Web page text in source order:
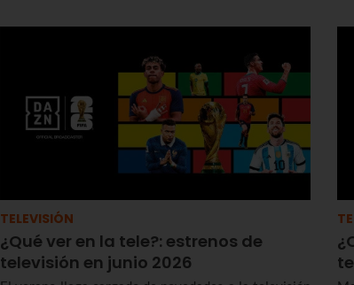
TELEVISIÓN
¿Qué ver en la tele?: estrenos de
televisión en junio 2026